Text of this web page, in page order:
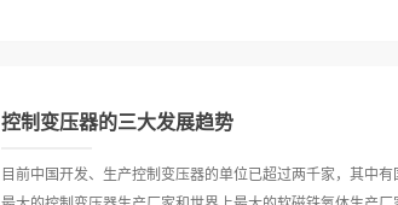
在铭牌上，而想要使实际性能得到保障则必须要考虑设备的功
备日常运转功率的需求，保证变压器容量能够提供更加平稳的
全系数。变压器在长期的运转之中可能会存在一定的损耗，
果，变压器容量在选择时需要计算负荷时要考虑安全系数，根
控制变压器的三大发展趋势
目前中国开发、生产控制变压器的单位已超过两千家，其中